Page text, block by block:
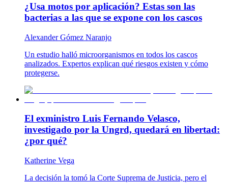
¿Usa motos por aplicación? Estas son las
bacterias a las que se expone con los cascos
Alexander Gómez Naranjo
Un estudio halló microorganismos en todos los cascos
analizados. Expertos explican qué riesgos existen y cómo
protegerse.
El exministro Luis Fernando Velasco,
investigado por la Ungrd, quedará en libertad:
¿por qué?
Katherine Vega
La decisión la tomó la Corte Suprema de Justicia, pero el